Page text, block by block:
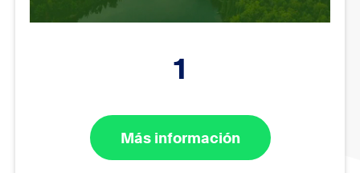
1
Más información